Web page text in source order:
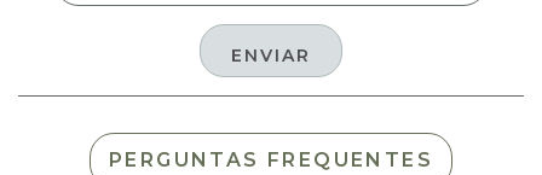
PERGUNTAS FREQUENTES